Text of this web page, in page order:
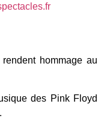
hommage au
des Pink Floyd